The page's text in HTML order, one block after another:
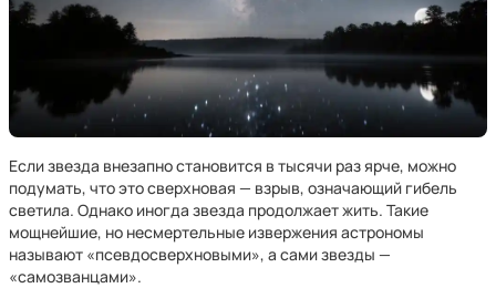
Если звезда внезапно становится в тысячи раз ярче, можно
подумать, что это сверхновая — взрыв, означающий гибель
светила. Однако иногда звезда продолжает жить. Такие
мощнейшие, но несмертельные извержения астрономы
называют «псевдосверхновыми», а сами звезды —
«самозванцами».